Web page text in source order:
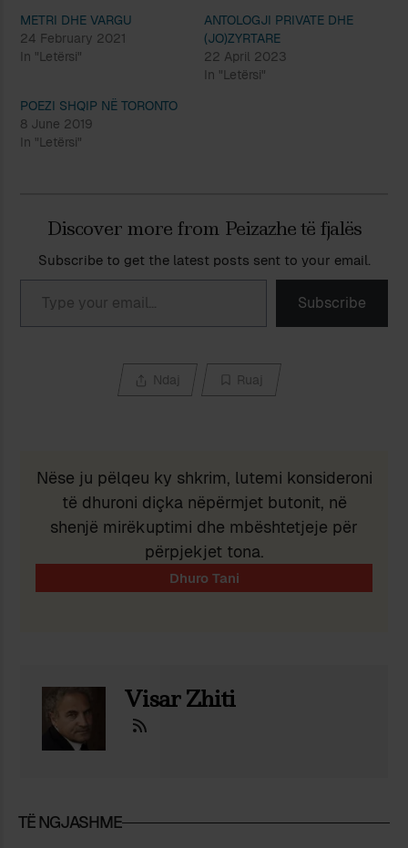
METRI DHE VARGU
24 February 2021
In "Letërsi"
ANTOLOGJI PRIVATE DHE
(JO)ZYRTARE
22 April 2023
In "Letërsi"
POEZI SHQIP NË TORONTO
8 June 2019
In "Letërsi"
Discover more from Peizazhe të fjalës
Subscribe to get the latest posts sent to your email.
Type your email…
Subscribe
Ndaj Ruaj
Nëse ju pëlqeu ky shkrim, lutemi konsideroni
të dhuroni diçka nëpërmjet butonit, në
shenjë mirëkuptimi dhe mbështetjeje për
përpjekjet tona.
Visar Zhiti
TË NGJASHME